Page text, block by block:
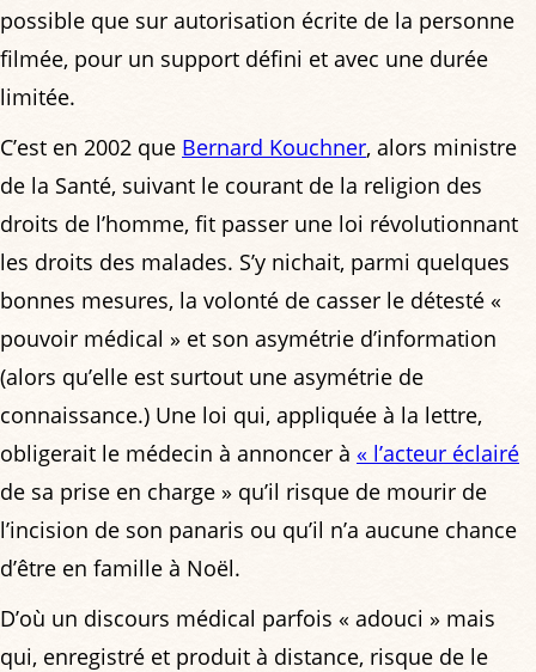
possible que sur autorisation écrite de la personne
filmée, pour un support défini et avec une durée
limitée.
C’est en 2002 que Bernard Kouchner, alors ministre
de la Santé, suivant le courant de la religion des
droits de l’homme, fit passer une loi révolutionnant
les droits des malades. S’y nichait, parmi quelques
bonnes mesures, la volonté de casser le détesté «
pouvoir médical » et son asymétrie d’information
(alors qu’elle est surtout une asymétrie de
connaissance.) Une loi qui, appliquée à la lettre,
obligerait le médecin à annoncer à « l’acteur éclairé
de sa prise en charge » qu’il risque de mourir de
l’incision de son panaris ou qu’il n’a aucune chance
d’être en famille à Noël.
D’où un discours médical parfois « adouci » mais
qui, enregistré et produit à distance, risque de le